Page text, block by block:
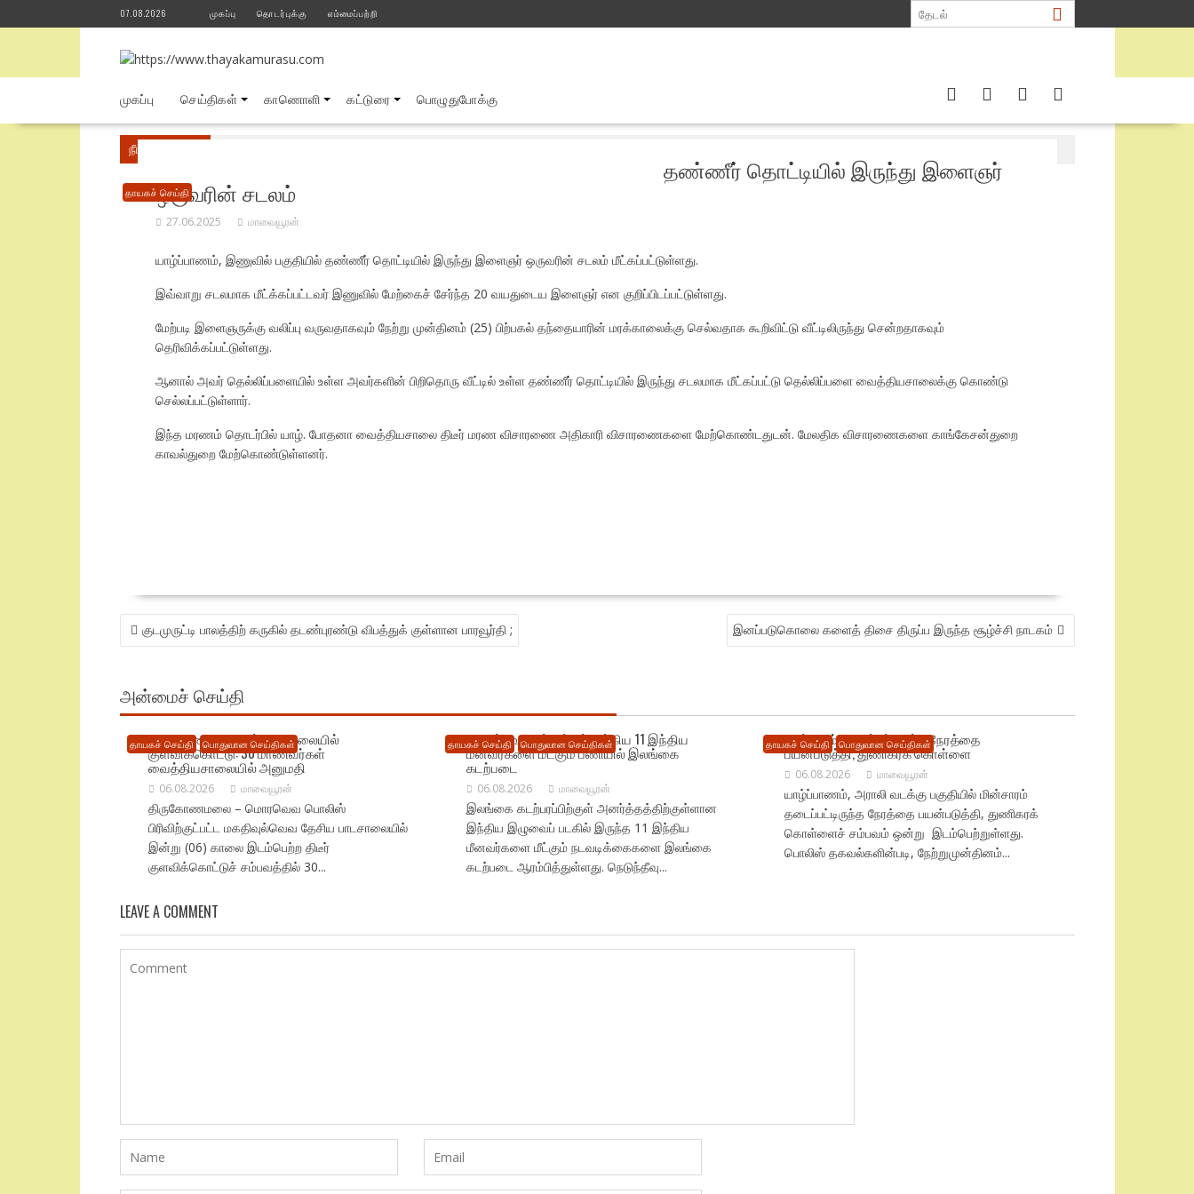
to
07.08.2026 முகப்பு தொடர்புக்கு எம்மைப்பற்றி
முகப்பு செய்திகள் காணொளி கட்டுரை பொழுதுபோக்கு
நீங்கள் இங்கே
தாயகச் செய்தி
தண்ணீர் தொட்டியில் இருந்து இளைஞர்
ஒருவரின் சடலம்
27.06.2025 மாவையூரன்
யாழ்ப்பாணம், இணுவில் பகுதியில் தண்ணீர் தொட்டியில் இருந்து இளைஞர் ஒருவரின் சடலம் மீட்கப்பட்டுள்ளது.
இவ்வாறு சடலமாக மீட்க்கப்பட்டவர் இணுவில் மேற்கைச் சேர்ந்த 20 வயதுடைய இளைஞர் என குறிப்பிடப்பட்டுள்ளது.
மேற்படி இளைஞருக்கு வலிப்பு வருவதாகவும் நேற்று முன்தினம் (25) பிற்பகல் தந்தையாரின் மரக்காலைக்கு செல்வதாக கூறிவிட்டு வீட்டிலிருந்து சென்றதாகவும்
தெரிவிக்கப்பட்டுள்ளது.
ஆனால் அவர் தெல்லிப்பளையில் உள்ள அவர்களின் பிறிதொரு வீட்டில் உள்ள தண்ணீர் தொட்டியில் இருந்து சடலமாக மீட்கப்பட்டு தெல்லிப்பளை வைத்தியசாலைக்கு கொண்டு
செல்லப்பட்டுள்ளார்.
இந்த மரணம் தொடர்பில் யாழ். போதனா வைத்தியசாலை திடீர் மரண விசாரணை அதிகாரி விசாரணைகளை மேற்கொண்டதுடன். மேலதிக விசாரணைகளை காங்கேசன்துறை
காவல்துறைமேற்கொண்டுள்ளனர்.
POST
NAVIGATION
குடமுருட்டி பாலத்திற் கருகில் தடண்புரண்டு விபத்துக் குள்ளான பாரவூர்தி ; இனப்படுகொலை களைத் திசை திருப்ப இருந்த சூழ்ச்சி நாடகம்
அன்மைச் செய்தி
தாயகச் செய்தி பொதுவான செய்திகள்
திருகோணமலையில் பாடசாலையில்
குளவிக்கொட்டு: 30 மாணவர்கள்
வைத்தியசாலையில் அனுமதி
06.08.2026 மாவையூரன்
திருகோணமலை – மொரவெவ பொலிஸ்
பிரிவிற்குட்பட்ட மகதிவுல்வெவ தேசிய பாடசாலையில்
இன்று (06) காலை இடம்பெற்ற திடீர்
குளவிக்கொட்டுச் சம்பவத்தில் 30...
தாயகச் செய்தி பொதுவான செய்திகள்
நெடுந்தீவு கடற்பரப்பில் சிக்கிய 11 இந்திய
மீனவர்களை மீட்கும் பணியில் இலங்கை
கடற்படை
06.08.2026 மாவையூரன்
இலங்கை கடற்பரப்பிற்குள் அனர்த்தத்திற்குள்ளான
இந்திய இழுவைப் படகில் இருந்த 11 இந்திய
மீனவர்களை மீட்கும் நடவடிக்கைகளை இலங்கை
கடற்படை ஆரம்பித்துள்ளது. நெடுந்தீவு...
தாயகச் செய்தி பொதுவான செய்திகள்
மின்சாரம் தடைப்பட்டிருந்த நேரத்தை
பயன்படுத்தி, துணிகரக் கொள்ளை
06.08.2026 மாவையூரன்
யாழ்ப்பாணம், அராலி வடக்கு பகுதியில் மின்சாரம்
தடைப்பட்டிருந்த நேரத்தை பயன்படுத்தி, துணிகரக்
கொள்ளைச் சம்பவம் ஒன்று இடம்பெற்றுள்ளது.
பொலிஸ் தகவல்களின்படி, நேற்றுமுன்தினம்...
LEAVE A COMMENT